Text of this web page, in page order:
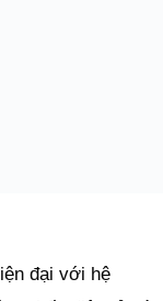
đại với hệ